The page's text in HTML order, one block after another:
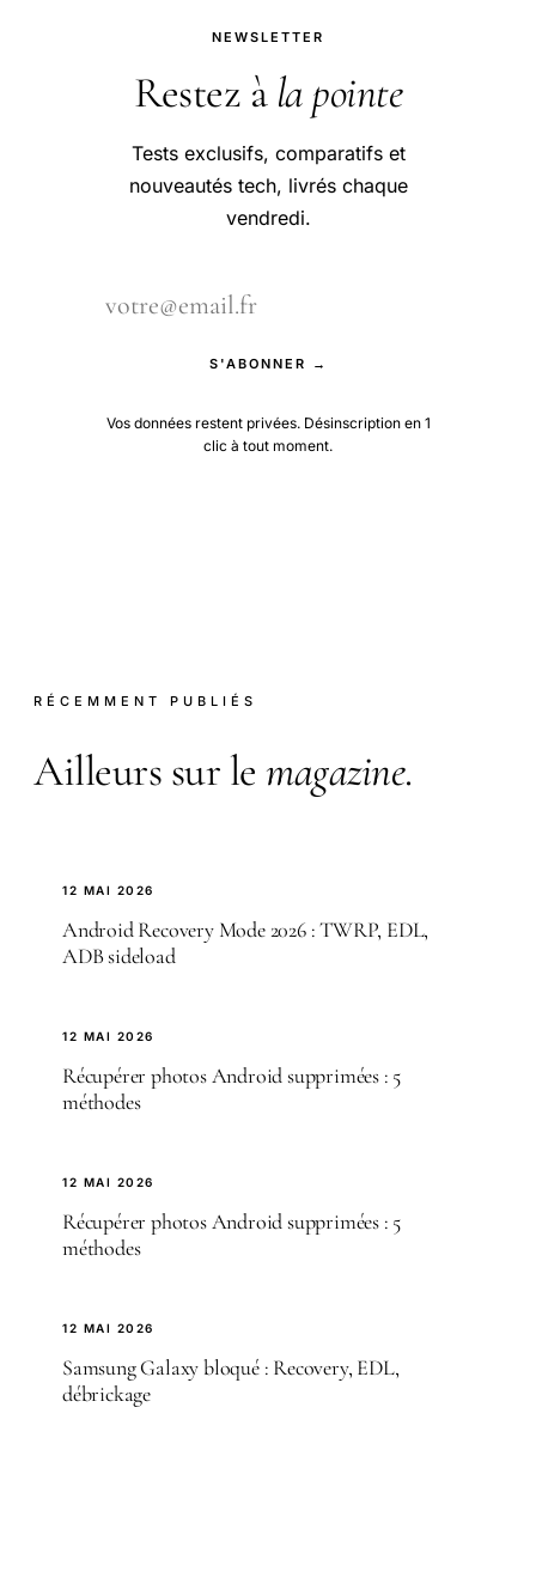
NEWSLETTER
Restez à la pointe
Tests exclusifs, comparatifs et
nouveautés tech, livrés chaque
vendredi.
S'ABONNER →
Vos données restent privées. Désinscription en 1
clic à tout moment.
RÉCEMMENT PUBLIÉS
Ailleurs sur le magazine.
12 MAI 2026
Android Recovery Mode 2026 : TWRP, EDL,
ADB sideload
12 MAI 2026
Récupérer photos Android supprimées : 5
méthodes
12 MAI 2026
Récupérer photos Android supprimées : 5
méthodes
12 MAI 2026
Samsung Galaxy bloqué : Recovery, EDL,
débrickage